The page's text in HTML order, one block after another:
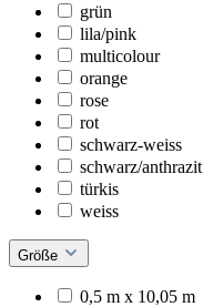
grün
lila/pink
multicolour
orange
rose
rot
schwarz-weiss
schwarz/anthrazit
türkis
weiss
Größe
0,5 m x 10,05 m